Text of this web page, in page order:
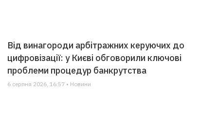
Від винагороди арбітражних керуючих до
цифровізації: у Києві обговорили ключові
проблеми процедур банкрутства
6 серпня 2026, 16:57 • Новини